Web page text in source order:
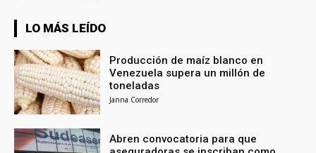
LO MÁS LEÍDO
Producción de maíz blanco en
Venezuela supera un millón de
toneladas
Janna Corredor
Abren convocatoria para que